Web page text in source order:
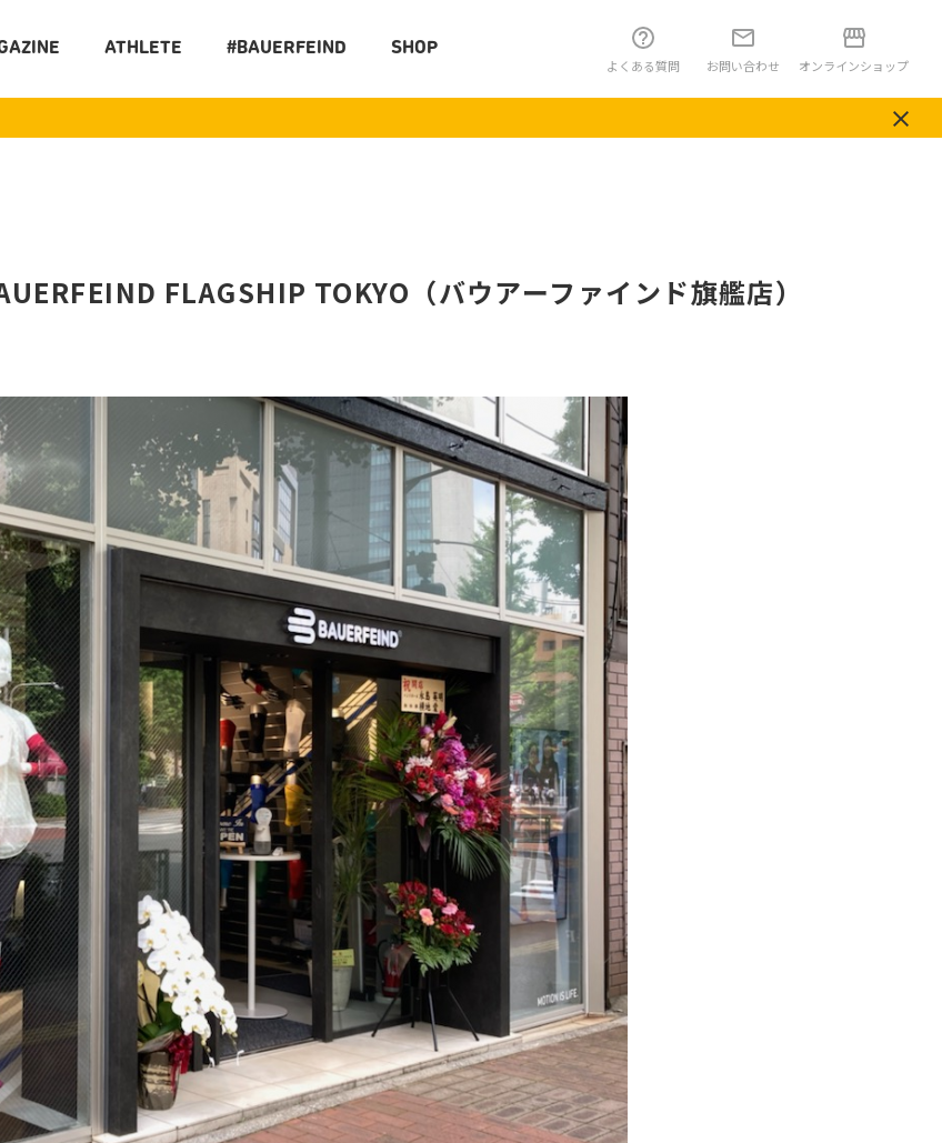
ATHLETE #BAUERFEIND SHOP
よくある質問 お問い合わせ オンラインショップ
FLAGSHIP TOKYO（バウアーファインド旗艦店）